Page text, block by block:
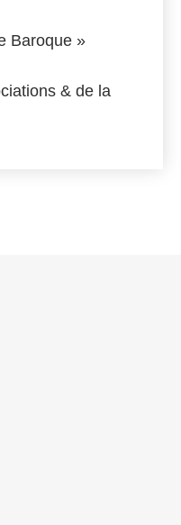
Baroque »
& de la